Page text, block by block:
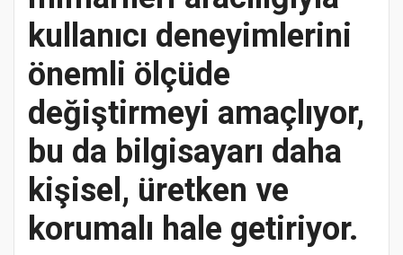
kullanıcı deneyimlerini
önemli ölçüde
değiştirmeyi amaçlıyor,
bu da bilgisayarı daha
kişisel, üretken ve
korumalı hale getiriyor.